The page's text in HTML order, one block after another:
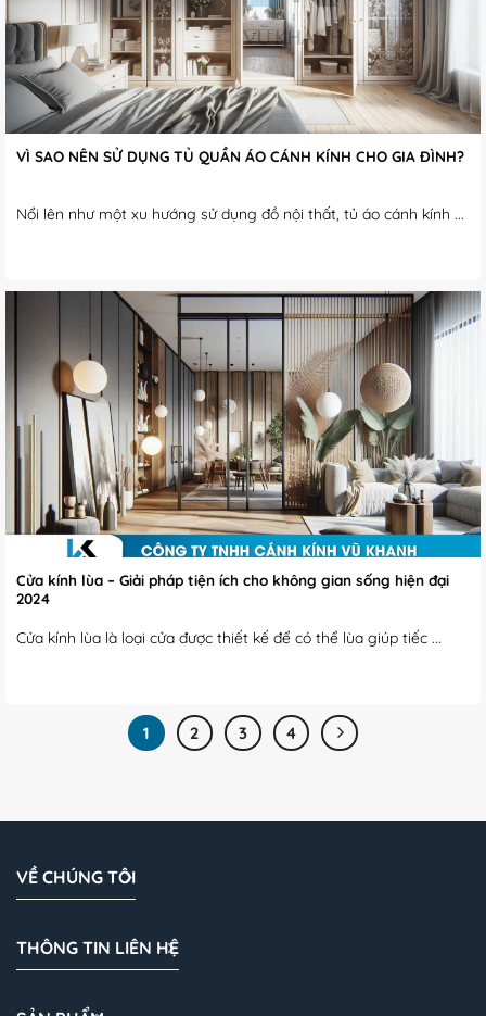
VÌ SAO NÊN SỬ DỤNG TỦ QUẦN ÁO CÁNH KÍNH CHO GIA ĐÌNH?
Nổi lên như một xu hướng sử dụng đồ nội thất, tủ áo cánh kính ...
Cửa kính lùa – Giải pháp tiện ích cho không gian sống hiện đại
2024
Cửa kính lùa là loại cửa được thiết kế để có thể lùa giúp tiếc ...
1 2 3 4
VỀ CHÚNG TÔI
THÔNG TIN LIÊN HỆ